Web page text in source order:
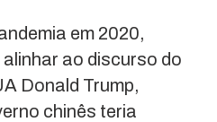
em 2020,
ao discurso do
Donald Trump,
chinês teria